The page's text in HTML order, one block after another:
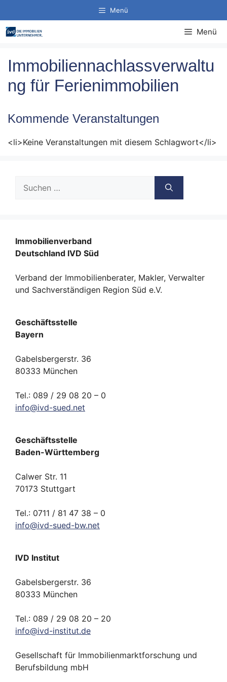
Inhalt
springen
Menü
Menü
Immobiliennachlassverwaltu
ng für Ferienimmobilien
Kommende Veranstaltungen
<li>Keine Veranstaltungen mit diesem Schlagwort</li>
nach:
Immobilienverband
Deutschland IVD Süd
Verband der Immobilienberater, Makler, Verwalter
und Sachverständigen Region Süd e.V.
Geschäftsstelle
Bayern
Gabelsbergerstr. 36
80333 München
Tel.: 089 / 29 08 20 – 0
info@ivd-sued.net
Geschäftsstelle
Baden-Württemberg
Calwer Str. 11
70173 Stuttgart
Tel.: 0711 / 81 47 38 – 0
info@ivd-sued-bw.net
IVD Institut
Gabelsbergerstr. 36
80333 München
Tel.: 089 / 29 08 20 – 20
info@ivd-institut.de
Gesellschaft für Immobilienmarktforschung und
Berufsbildung mbH